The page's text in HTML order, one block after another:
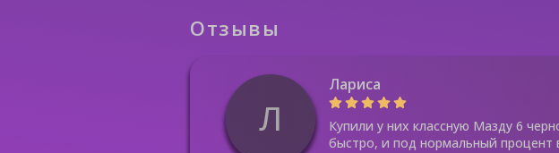
Отзывы
Л
Лариса
Купили у них классную Мазду 6
быстро, и под нормальный процент